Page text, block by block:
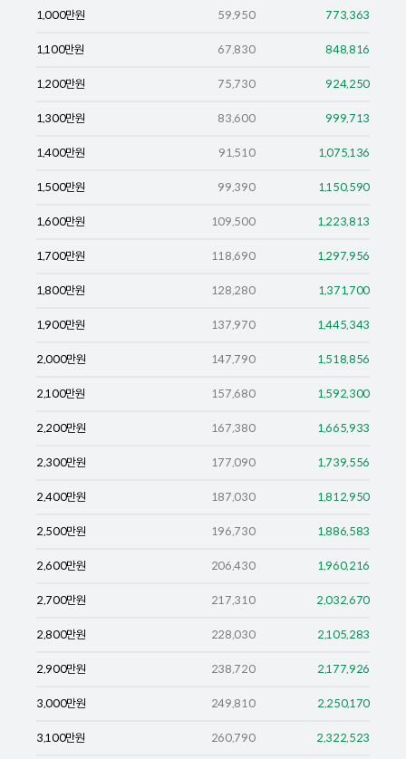
1,000만원 59,950 773,363
1,100만원 67,830 848,816
1,200만원 75,730 924,250
1,300만원 83,600 999,713
1,400만원 91,510 1,075,136
1,500만원 99,390 1,150,590
1,600만원 109,500 1,223,813
1,700만원 118,690 1,297,956
1,800만원 128,280 1,371,700
1,900만원 137,970 1,445,343
2,000만원 147,790 1,518,856
2,100만원 157,680 1,592,300
2,200만원 167,380 1,665,933
2,300만원 177,090 1,739,556
2,400만원 187,030 1,812,950
2,500만원 196,730 1,886,583
2,600만원 206,430 1,960,216
2,700만원 217,310 2,032,670
2,800만원 228,030 2,105,283
2,900만원 238,720 2,177,926
3,000만원 249,810 2,250,170
3,100만원 260,790 2,322,523